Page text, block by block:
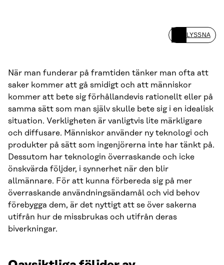
LYSSNA
När man funderar på framtiden tänker man ofta att
saker kommer att gå smidigt och att människor
kommer att bete sig förhållandevis rationellt eller på
samma sätt som man själv skulle bete sig i en idealisk
situation. Verkligheten är vanligtvis lite märkligare
och diffusare. Människor använder ny teknologi och
produkter på sätt som ingenjörerna inte har tänkt på.
Dessutom har teknologin överraskande och icke
önskvärda följder, i synnerhet när den blir
allmännare. För att kunna förbereda sig på mer
överraskande användningsändamål och vid behov
förebygga dem, är det nyttigt att se över sakerna
utifrån hur de missbrukas och utifrån deras
biverkningar.